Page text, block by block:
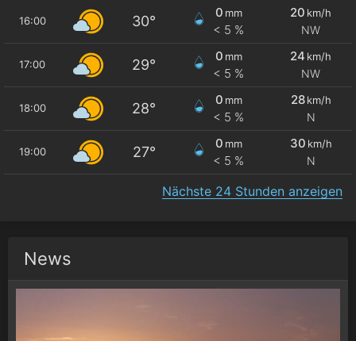
16:00 30°
0 mm
< 5 %
20 km/h
NW
17:00 29°
0 mm
< 5 %
24 km/h
NW
18:00 28°
0 mm
< 5 %
28 km/h
N
19:00 27°
0 mm
< 5 %
30 km/h
N
Nächste 24 Stunden anzeigen
News